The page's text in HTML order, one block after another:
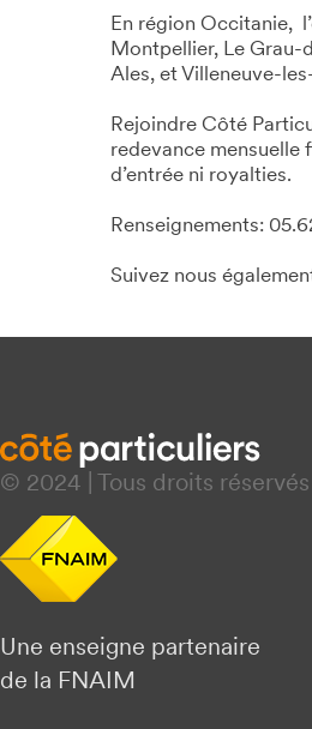
En région Occitanie,
Montpellier, Le Grau-
Ales, et Villeneuve-
Rejoindre Côté
redevance mensuelle
d’entrée ni royalties.
Renseignements:
Suivez nous
© 2024 | Tous droits réservés
Une enseigne partenaire
de la FNAIM